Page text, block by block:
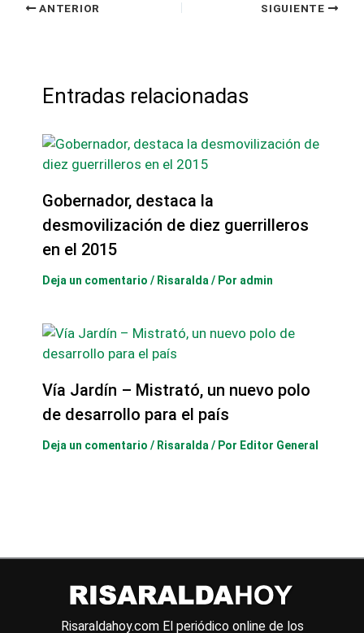
ANTERIOR SIGUIENTE
Entradas relacionadas
Gobernador, destaca la
desmovilización de diez guerrilleros
en el 2015
Deja un comentario / Risaralda / Por admin
Vía Jardín – Mistrató, un nuevo polo
de desarrollo para el país
Deja un comentario / Risaralda / Por Editor General
Risaraldahoy.com El periódico online de los